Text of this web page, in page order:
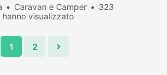
Caravan e Camper
323
hanno visualizzato
1 2